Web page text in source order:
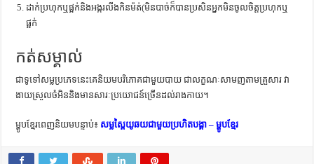
ដាក់ប្រហុកឬផ្អក់និងអង្ករលីងកិនម៉ត់(មិនបាច់ក៏បានប្រសិនអ្នកមិនចូលចិត្តប្រហុកឬ
ផ្អក់
កត់សម្គាល់
ជាទូទៅសម្លប្រភេទនេះគេនិយមបរិភោគជាមួយបាយ ជាលក្ខណៈសាមញតាមគ្រួសារ វា
ងាយស្រួលចំអិននិងមានសារៈប្រយោជន៍ច្រើនដល់រាងកាយ។
ម្ហូបខ្មែរពេញនិយមបន្ទាប់៖ សម្លស្ពៃយូឆយជាមួយប្រហិតបង្គា – ម្ហូបខ្មែរ